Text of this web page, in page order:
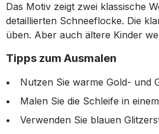
Das Motiv zeigt zwei klassische
detaillierten Schneeflocke. Die
üben. Aber auch ältere Kinder
Tipps zum Ausmalen
Nutzen Sie warme Gold- und
Malen Sie die Schleife in
Verwenden Sie blauen